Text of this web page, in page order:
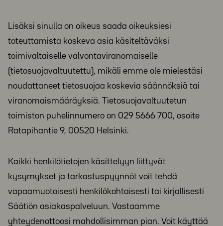
Lisäksi sinulla on oikeus saada oikeuksiesi
toteuttamista koskeva asia käsiteltäväksi
toimivaltaiselle valvontaviranomaiselle
(tietosuojavaltuutettu), mikäli emme ole mielestäsi
noudattaneet tietosuojaa koskevia säännöksiä tai
viranomaismääräyksiä. Tietosuojavaltuutetun
toimiston puhelinnumero on 029 5666 700, osoite
Ratapihantie 9, 00520 Helsinki.
Kaikki henkilötietojen käsittelyyn liittyvät
kysymykset ja tarkastuspyynnöt voit tehdä
vapaamuotoisesti henkilökohtaisesti tai kirjallisesti
Säätiön asiakaspalveluun. Vastaamme
yhteydenottoosi mahdollisimman pian. Voit käyttää